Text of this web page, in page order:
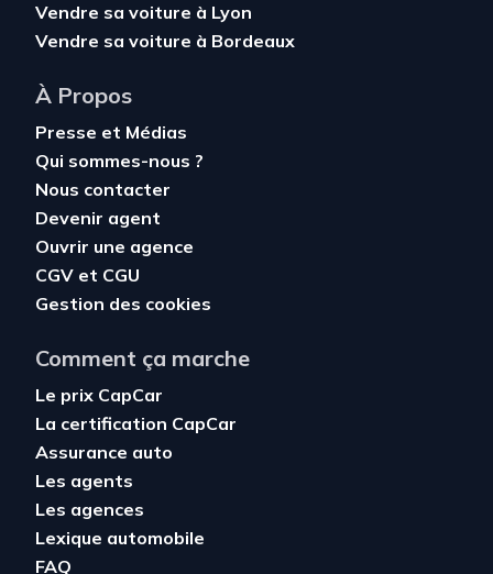
Vendre sa voiture à Lyon
Vendre sa voiture à Bordeaux
À Propos
Presse et Médias
Qui sommes-nous ?
Nous contacter
Devenir agent
Ouvrir une agence
CGV et CGU
Gestion des cookies
Comment ça marche
Le prix CapCar
La certification CapCar
Assurance auto
Les agents
Les agences
Lexique automobile
FAQ